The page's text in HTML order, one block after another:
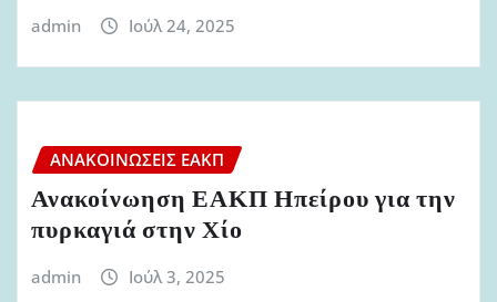
admin Ιούλ 24, 2025
ΑΝΑΚΟΙΝΏΣΕΙΣ ΕΑΚΠ
Ανακοίνωηση ΕΑΚΠ Ηπείρου για την
πυρκαγιά στην Χίο
admin Ιούλ 3, 2025